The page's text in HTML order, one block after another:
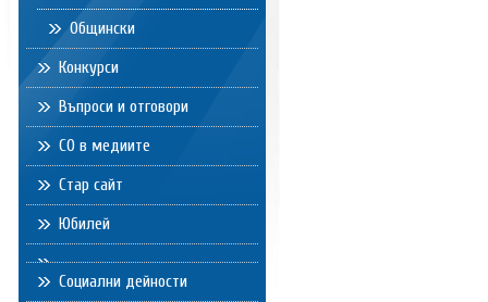
Общински
Конкурси
Въпроси и отговори
СО в медиите
Стар сайт
Юбилей
Социални дейности